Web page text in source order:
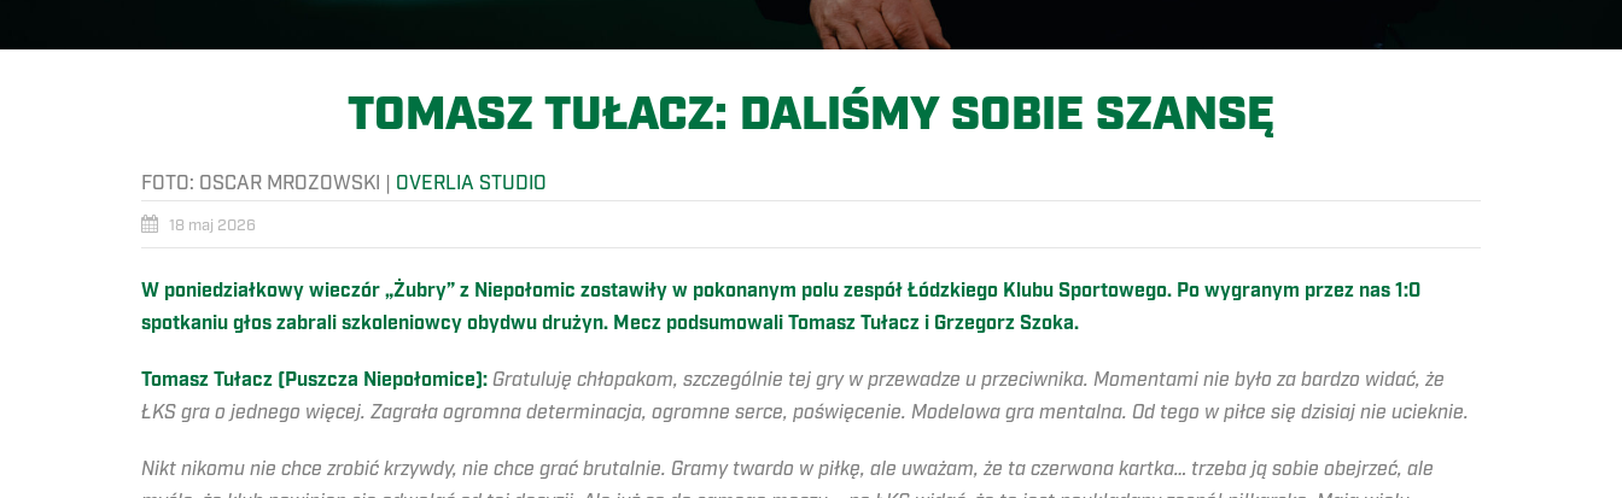
TOMASZ TUŁACZ: DALIŚMY SOBIE SZANSĘ
FOTO: OSCAR MROZOWSKI OVERLIA STUDIO
18 maj 2026
W poniedziałkowy wieczór „Żubry” z Niepołomic zostawiły w pokonanym polu zespół Łódzkiego Klubu Sportowego. Po wygranym przez nas 1:0
spotkaniu głos zabrali szkoleniowcy obydwu drużyn. Mecz podsumowali Tomasz Tułacz i Grzegorz Szoka.
Tomasz Tułacz (Puszcza Niepołomice): Gratuluję chłopakom, szczególnie tej gry w przewadze u przeciwnika. Momentami nie było za bardzo widać, że
ŁKS gra o jednego więcej. Zagrała ogromna determinacja, ogromne serce, poświęcenie. Modelowa gra mentalna. Od tego w piłce się dzisiaj nie ucieknie.
Nikt nikomu nie chce zrobić krzywdy, nie chce grać brutalnie. Gramy twardo w piłkę, ale uważam, że ta czerwona kartka… trzeba ją sobie obejrzeć, ale